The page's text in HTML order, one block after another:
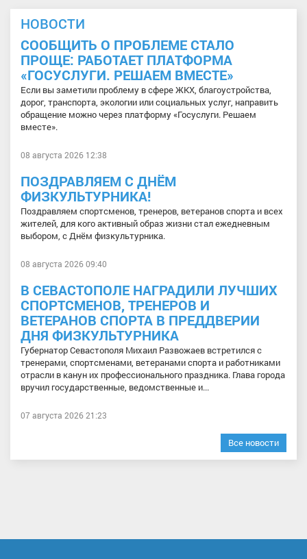
НОВОСТИ
СООБЩИТЬ О ПРОБЛЕМЕ СТАЛО
ПРОЩЕ: РАБОТАЕТ ПЛАТФОРМА
«ГОСУСЛУГИ. РЕШАЕМ ВМЕСТЕ»
Если вы заметили проблему в сфере ЖКХ, благоустройства,
дорог, транспорта, экологии или социальных услуг, направить
обращение можно через платформу «Госуслуги. Решаем
вместе».
08 августа 2026 12:38
ПОЗДРАВЛЯЕМ С ДНЁМ
ФИЗКУЛЬТУРНИКА!
Поздравляем спортсменов, тренеров, ветеранов спорта и всех
жителей, для кого активный образ жизни стал ежедневным
выбором, с Днём физкультурника.
08 августа 2026 09:40
В СЕВАСТОПОЛЕ НАГРАДИЛИ ЛУЧШИХ
СПОРТСМЕНОВ, ТРЕНЕРОВ И
ВЕТЕРАНОВ СПОРТА В ПРЕДДВЕРИИ
ДНЯ ФИЗКУЛЬТУРНИКА
Губернатор Севастополя Михаил Развожаев встретился с
тренерами, спортсменами, ветеранами спорта и работниками
отрасли в канун их профессионального праздника. Глава города
вручил государственные, ведомственные и...
07 августа 2026 21:23
Все новости